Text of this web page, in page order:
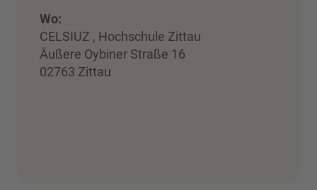
Wo:
CELSIUZ , Hochschule Zittau
Äußere Oybiner Straße 16
02763 Zittau